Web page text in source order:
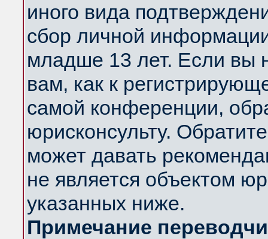
иного вида
сбор личной
младше 13 лет. Если вы
вам, как к
самой конференции,
юрисконсульту.
может давать
не является объектом
указанных ниже.
Примечание